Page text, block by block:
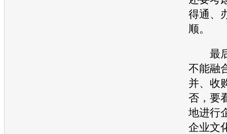
得通、
顺。
最后
不能融
并、收
否，要
地进行
企业文